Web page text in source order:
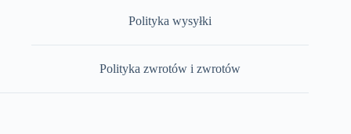
Polityka wysyłki
Polityka zwrotów i zwrotów